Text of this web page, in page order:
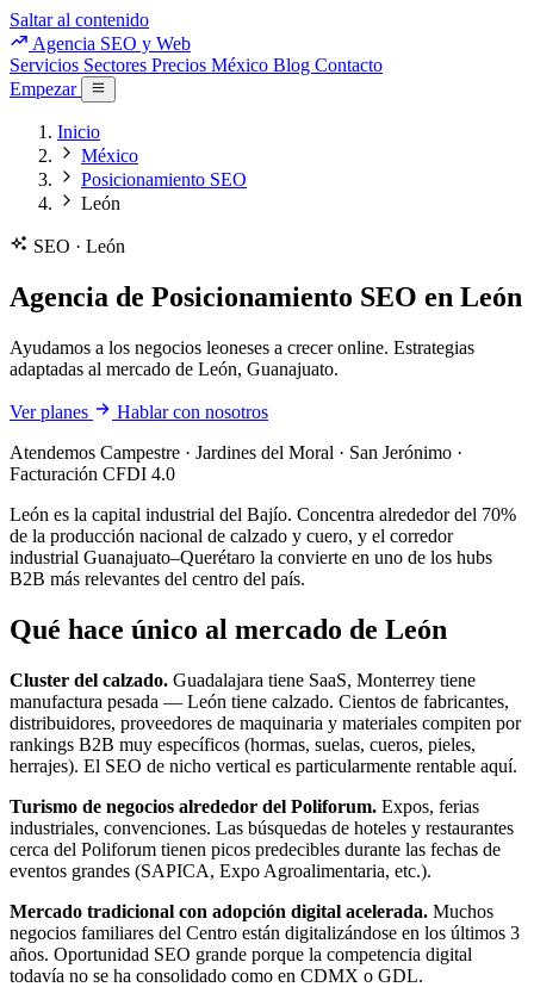
Saltar al contenido
Agencia SEO y Web
Servicios Sectores Precios México Blog Contacto
Empezar
Inicio
México
Posicionamiento SEO
León
SEO · León
Agencia de Posicionamiento SEO en León
Ayudamos a los negocios leoneses a crecer online. Estrategias
adaptadas al mercado de León, Guanajuato.
Ver planes
Hablar con nosotros
Atendemos Campestre · Jardines del Moral · San Jerónimo ·
Facturación CFDI 4.0
León es la capital industrial del Bajío. Concentra alrededor del 70%
de la producción nacional de calzado y cuero, y el corredor
industrial Guanajuato–Querétaro la convierte en uno de los hubs
B2B más relevantes del centro del país.
Qué hace único al mercado de León
Cluster del calzado. Guadalajara tiene SaaS, Monterrey tiene
manufactura pesada — León tiene calzado. Cientos de fabricantes,
distribuidores, proveedores de maquinaria y materiales compiten por
rankings B2B muy específicos (hormas, suelas, cueros, pieles,
herrajes). El SEO de nicho vertical es particularmente rentable aquí.
Turismo de negocios alrededor del Poliforum. Expos, ferias
industriales, convenciones. Las búsquedas de hoteles y restaurantes
cerca del Poliforum tienen picos predecibles durante las fechas de
eventos grandes (SAPICA, Expo Agroalimentaria, etc.).
Mercado tradicional con adopción digital acelerada. Muchos
negocios familiares del Centro están digitalizándose en los últimos 3
años. Oportunidad SEO grande porque la competencia digital
todavía no se ha consolidado como en CDMX o GDL.